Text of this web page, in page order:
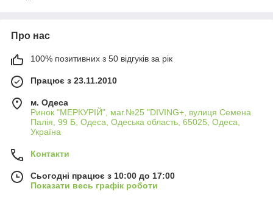
Про нас
100% позитивних з 50 відгуків за рік
Працює з 23.11.2010
м. Одеса
Ринок "МЕРКУРІЙ", маг.№25 "DIVING+, вулиця Семена
Палія, 99 Б, Одеса, Одеська область, 65025, Одеса,
Україна
Контакти
Сьогодні працює з 10:00 до 17:00
Показати весь графік роботи